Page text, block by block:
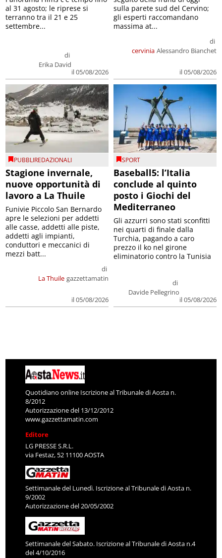
di
Erika David
il 05/08/2026
al 31 agosto; le riprese si
terranno tra il 21 e 25
settembre...
cervinia
di
Alessandro Bianchet
il 05/08/2026
sulla parete sud del Cervino;
gli esperti raccomandano
massima at...
PUBBLIREDAZIONALI
Stagione invernale,
nuove opportunità di
lavoro a La Thuile
La Thuile
di
gazzettamatin
il 05/08/2026
Funivie Piccolo San Bernardo
apre le selezioni per addetti
alle casse, addetti alle piste,
addetti agli impianti,
conduttori e meccanici di
mezzi batt...
SPORT
Baseball5: l’Italia
conclude al quinto
posto i Giochi del
Mediterraneo
di
Davide Pellegrino
il 05/08/2026
Gli azzurri sono stati sconfitti
nei quarti di finale dalla
Turchia, pagando a caro
prezzo il ko nel girone
eliminatorio contro la Tunisia
Quotidiano online Iscrizione al Tribunale di Aosta n.
8/2012
Autorizzazione del 13/12/2012
www.gazzettamatin.com
Editore
LG PRESSE S.R.L.
via Festaz, 52 11100 AOSTA
Settimanale del Lunedì. Iscrizione al Tribunale di Aosta n.
9/2002
Autorizzazione del 20/05/2002
Settimanale del Sabato. Iscrizione al Tribunale di Aosta n.4
del 4/10/2016